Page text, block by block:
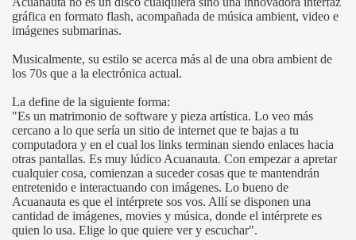
gráfica en formato flash, acompañada de música ambient, video e
imágenes submarinas.
Musicalmente, su estilo se acerca más al de una obra ambient de
los 70s que a la electrónica actual.
La define de la siguiente forma:
"Es un matrimonio de software y pieza artística. Lo veo más
cercano a lo que sería un sitio de internet que te bajas a tu
computadora y en el cual los links terminan siendo enlaces hacia
otras pantallas. Es muy lúdico Acuanauta. Con empezar a apretar
cualquier cosa, comienzan a suceder cosas que te mantendrán
entretenido e interactuando con imágenes. Lo bueno de
Acuanauta es que el intérprete sos vos. Allí se disponen una
cantidad de imágenes, movies y música, donde el intérprete es
quien lo usa. Elige lo que quiere ver y escuchar".